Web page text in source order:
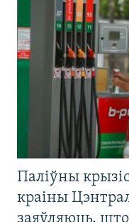
Паліўны
краіны